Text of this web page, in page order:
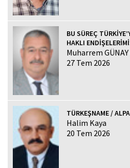
BU SÜREÇ
HAKLI
Muharrem
27 Tem 2026
TÜRKEŞNAME /
Halim Kaya
20 Tem 2026